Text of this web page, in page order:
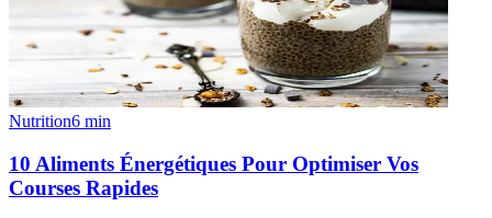
Nutrition6 min
10 Aliments Énergétiques Pour Optimiser Vos
Courses Rapides